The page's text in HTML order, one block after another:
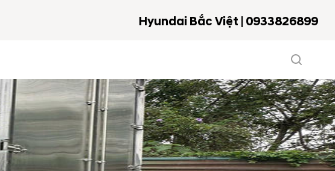
Hyundai Bắc Việt | 0933826899